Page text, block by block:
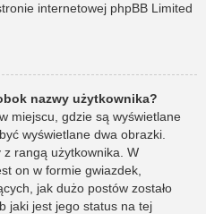
internetowej phpBB Limited
nazwy użytkownika?
miejscu, gdzie są wyświetlane
wyświetlane dwa obrazki.
rangą użytkownika. W
on w formie gwiazdek,
jak dużo postów zostało
jaki jest jego status na tej